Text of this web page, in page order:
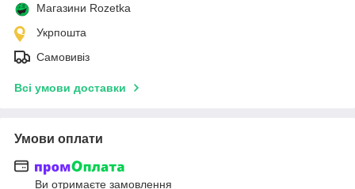
Магазини Rozetka
Укрпошта
Самовивіз
Всі умови доставки
Умови оплати
Ви отримаєте замовлення